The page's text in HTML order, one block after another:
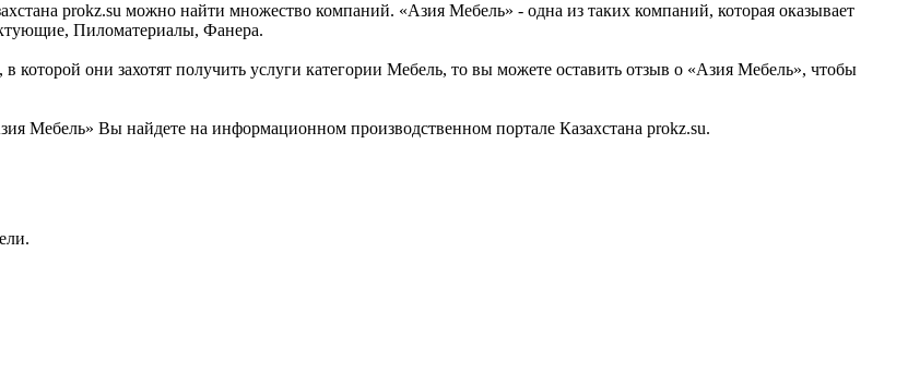
prokz.su можно найти множество компаний. «Азия Мебель» - одна из таких компаний, которая оказывает
Пиломатериалы, Фанера.
которой они захотят получить услуги категории Мебель, то вы можете оставить отзыв о «Азия Мебель», чтобы
Мебель» Вы найдете на информационном производственном портале Казахстана prokz.su.